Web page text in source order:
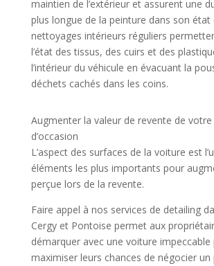
maintien de l’extérieur et assurent une
plus longue de la peinture dans son état
nettoyages intérieurs réguliers
l’état des tissus, des cuirs et des
l’intérieur du véhicule en évacuant la
déchets cachés dans les coins.
Augmenter la valeur de revente de votre
d’occasion
L’aspect des surfaces de la voiture est
éléments les plus importants pour
perçue lors de la revente.
Faire appel à nos services de detailing
Cergy et Pontoise permet aux
démarquer avec une voiture impeccable
maximiser leurs chances de négocier un